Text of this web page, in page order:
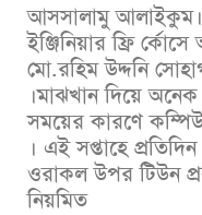
আসসালামু
ইঞ্জিনিয়ার ফ্রি
মো.রহিম উদ্দনি
।মাঝখান দিয়ে
সময়ের কারণে
। এই সপ্তাহে
ওরাকল উপর টিউন
নিয়মিত